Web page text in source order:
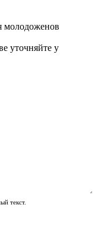
молодоженов
уточняйте у
текст.